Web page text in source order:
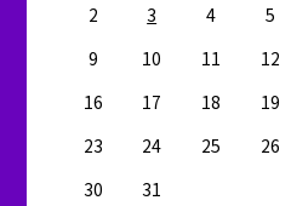
2
3 4 5
9
10 11 12
16
17 18 19
23
24 25 26
30
31